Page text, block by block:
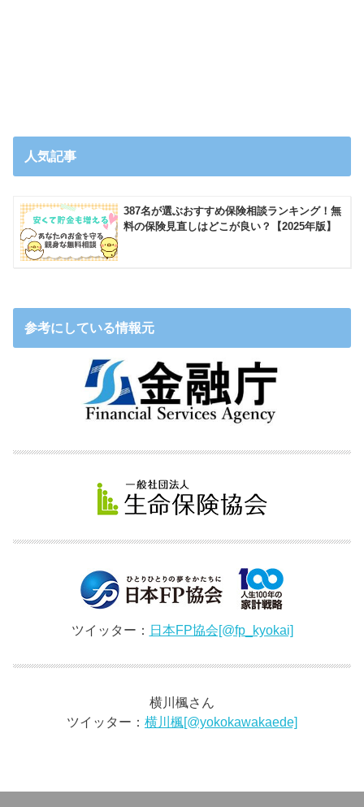
人気記事
387名が選ぶおすすめ保険相談ランキング！無
料の保険見直しはどこが良い？【2025年版】
参考にしている情報元
ツイッター： 日本FP協会[@fp_kyokai]
横川楓さん
ツイッター： 横川楓[@yokokawakaede]